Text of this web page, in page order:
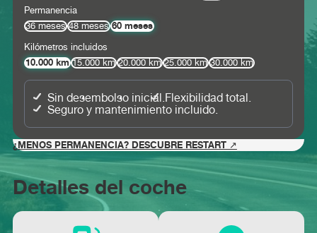
Permanencia
36 meses
48 meses 60 meses
Kilómetros incluidos
10.000 km 15.000 km 20.000 km 25.000 km 30.000 km
Sin desembolso inicial.Flexibilidad total.
Seguro y mantenimiento incluido.
¿MENOS PERMANENCIA? DESCUBRE RESTART ↗
Detalles del coche